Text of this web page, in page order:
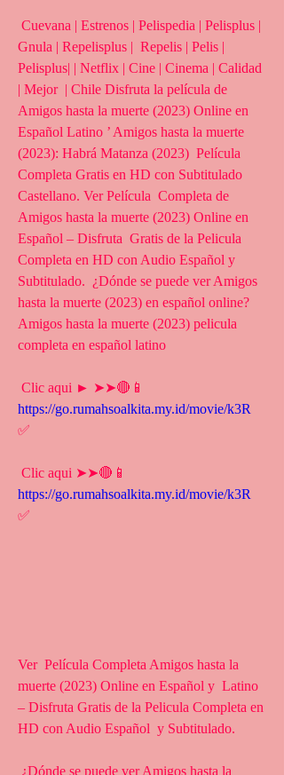
Gnula | Repelisplus |  Repelis | Pelis |
Pelisplus| | Netflix | Cine | Cinema | Calidad
| Mejor  | Chile Disfruta la película de
Amigos hasta la muerte (2023) Online en
Español Latino ’ Amigos hasta la muerte
(2023): Habrá Matanza (2023)  Película
Completa Gratis en HD con Subtitulado
Castellano. Ver Película  Completa de
Amigos hasta la muerte (2023) Online en
Español – Disfruta  Gratis de la Pelicula
Completa en HD con Audio Español y
Subtitulado.  ¿Dónde se puede ver Amigos
hasta la muerte (2023) en español online?
Amigos hasta la muerte (2023) pelicula
completa en español latino
https://go.rumahsoalkita.my.id/movie/k3R
✅
https://go.rumahsoalkita.my.id/movie/k3R
✅
Ver  Película Completa Amigos hasta la
muerte (2023) Online en Español y  Latino
– Disfruta Gratis de la Pelicula Completa en
HD con Audio Español  y Subtitulado.